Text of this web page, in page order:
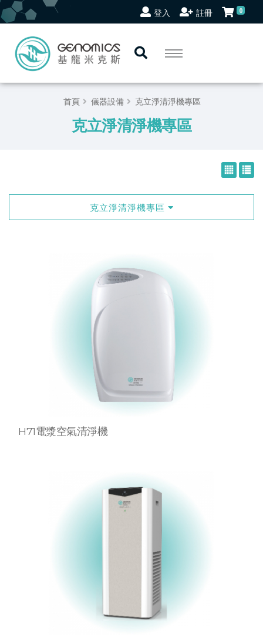
登入 註冊 0
首頁 儀器設備 克立淨清淨機專區
克立淨清淨機專區
克立淨清淨機專區
H71電漿空氣清淨機